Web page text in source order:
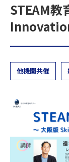
STEAM
他機関共催